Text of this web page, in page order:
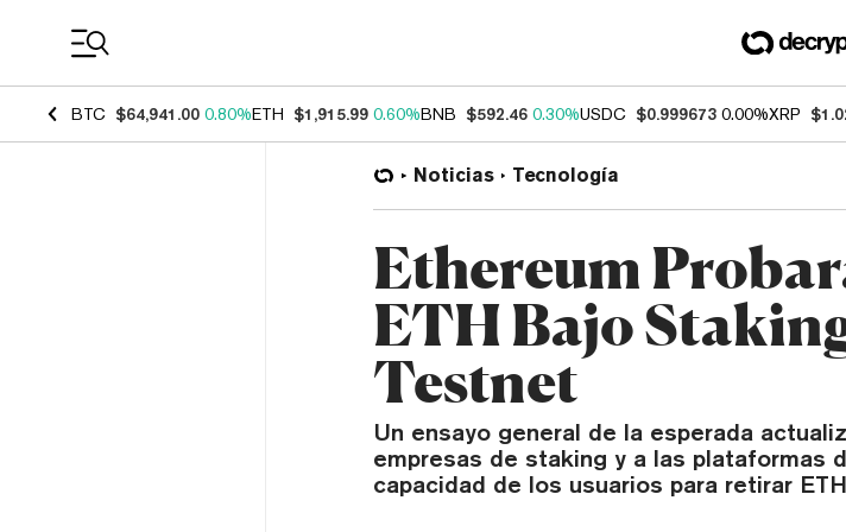
BTC $64,941.00 0.80%ETH $1,915.99 0.60%BNB $592.46 0.30%USDC $0.999673 0.00%XRP
Noticias Tecnología
Ethereum
ETH Bajo
Testnet
Un ensayo general de la esperada
empresas de staking y a las plataformas
capacidad de los usuarios para retirar